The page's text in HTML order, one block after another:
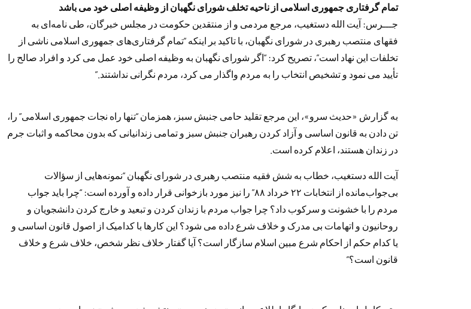
تمام گرفتاری جمهوری اسلامی از ناحیه تخلف شورای نگهبان از وظیفه اصلی خود می باشد
جـــرس: آیت الله دستغیب، مرجع مردمی و از منتقدین حکومت در مجلس خبرگان، طی نامه‌ای به
فقهای منتصب رهبری در شورای نگهبان، با تاکید بر اینکه “تمام گرفتاری‌های جمهوری اسلامی ناشی از
تخلفات این نهاد است”، تصریح کرد: “اگر شورای نگهبان به وظیفه اصلی خود عمل می کرد و افراد صالح را
تأیید می نمود و تشخیص انتخاب را به مردم واگذار می کرد، مردم نگرانی نداشتند.”
به گزارش «حدیث سرو»، این مرجع تقلید حامی جنبش سبز، همزمان “تنها راه نجات جمهوری اسلامی” را،
تن دادن به قانون اساسی و آزاد کردن رهبران جنبش سبز و تمامی زندانیانی که بدون محاکمه و اثبات جرم
در زندان هستند، اعلام کرده است.
آیت الله دستغیب، خطاب به شش فقیه منتصب رهبری در شورای نگهبان “نمونه‌هایی از سؤالات
بی‌جواب‌مانده از انتخابات ۲۲ خرداد ۸۸” را نیز مورد بازخوانی قرار داده و آورده است: “چرا باید جواب
مردم را با خشونت و سرکوب داد؟ چرا جواب مردم با زندان کردن و تبعید و خارج کردن دانشجویان و
روحانیون و اتهامات بی مدرک و خلاف شرع داده می شود؟ این کارها با کدامیک از اصول قانون اساسی و
یا کدام حکم از احکام شرع مبین اسلام سازگار است؟ آیا گفتار خلاف نظر شخص، خلاف شرع و خلاف
قانون است؟”